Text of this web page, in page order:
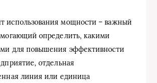
использования мощности – важный
определить, какими
для повышения эффективности
отдельная
линия или единица